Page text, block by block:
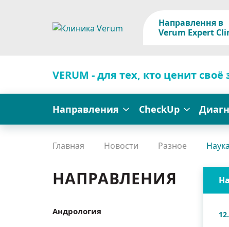
Направлення в
Verum Expert
VERUM - для тех, кто ценит своё
Направления CheckUp
Главная Новости Разное
НАПРАВЛЕНИЯ
Андрология